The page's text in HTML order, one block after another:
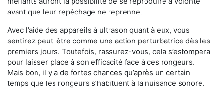
avant que leur repêchage ne reprenne.
Avec l’aide des appareils à ultrason quant à eux, vous
sentirez peut-être comme une action perturbatrice dès les
premiers jours. Toutefois, rassurez-vous, cela s’estompera
pour laisser place à son efficacité face à ces rongeurs.
Mais bon, il y a de fortes chances qu’après un certain
temps que les rongeurs s’habituent à la nuisance sonore.